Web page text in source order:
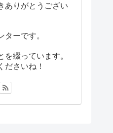
ありがとうござい
ーです。
綴っています。
ださいね！